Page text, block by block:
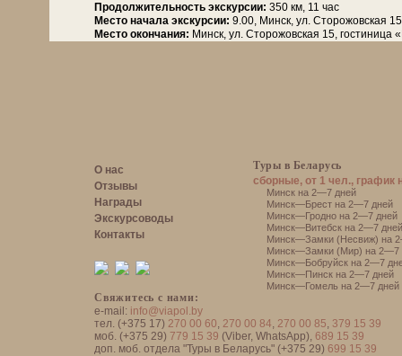
Продолжительность экскурсии: 350 км, 11 час
Место начала экскурсии: 9.00, Минск, ул. Сторожовская
Место окончания: Минск, ул. Сторожовская 15, гостиница
О нас
Отзывы
Награды
Экскурсоводы
Контакты
Свяжитесь с нами:
e-mail: info@viapol.by
тел. (+375 17) 270 00 60, 270 00 84, 270 00 85, 379 15 39
моб. (+375 29) 779 15 39 (Viber, WhatsApp), 689 15 39
доп. моб. отдела "Туры в Беларусь" (+375 29) 699 15 39
Туры в Беларусь
сборные, от 1 чел., график
Минск на 2—7 дней
Минск—Брест на 2—7 дней
Минск—Гродно на 2—7 дней
Минск—Витебск на 2—7 дней
Минск—Замки (Несвиж) на
Минск—Замки (Мир) на 2—7
Минск—Бобруйск на 2—7
Минск—Пинск на 2—7 дней
Минск—Гомель на 2—7 дней